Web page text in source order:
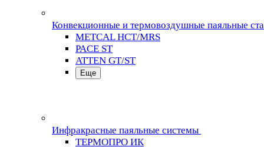
Конвекционные и термовоздушные паяльные
METCAL HCT/MRS
PACE ST
ATTEN GT/ST
Еще
Инфракрасные паяльные системы
ТЕРМОПРО ИК